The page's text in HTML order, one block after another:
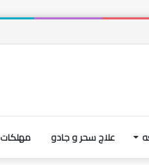
| بخش چهارم
علاج سحر و جادو مهلکات